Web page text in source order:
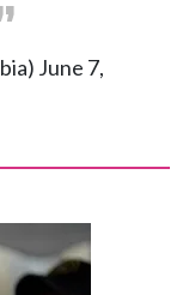
June 7,